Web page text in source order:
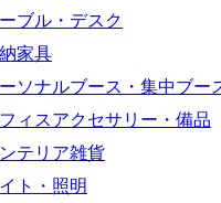
ブル・デスク
家具
ソナルブース・集中ブー
ィスアクセサリー・備品
テリア雑貨
ト・照明